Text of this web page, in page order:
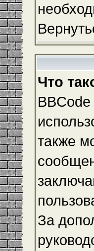
Что
также
За